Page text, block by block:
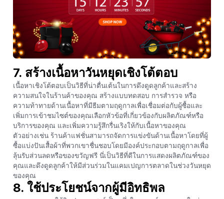
7. สร้างเนื้อหาวันหยุดเชิงโต้ตอบ
เนื้อหาเชิงโต้ตอบเป็นวิธีที่น่าตื่นเต้นในการดึงดูดลูกค้าและสร้าง
ความสนใจในร้านค้าของคุณ สร้างแบบทดสอบ การสำรวจ หรือ
ความท้าทายด้านเนื้อหาที่มีธีมตามฤดูกาลเพื่อเชื่อมต่อกับผู้ซื้อและ
เพิ่มการเข้าชมไซต์ของคุณเลือกหัวข้อที่เกี่ยวข้องกับผลิตภัณฑ์หรือ
บริการของคุณ และเพิ่มความรู้สึกรื่นเริงให้กับเนื้อหาของคุณ
ตัวอย่างเช่น ร้านค้าแฟชั่นสามารถจัดการแข่งขันด้านเนื้อหาโดยที่ผู้
ซื้อแบ่งปันเสื้อผ้าที่พวกเขาชื่นชอบโดยมีองค์ประกอบตามฤดูกาลเพื่อ
ลุ้นรับส่วนลดหรือของขวัญฟรี นี่เป็นวิธีที่ดีในการแสดงผลิตภัณฑ์ของ
คุณและดึงดูดลูกค้าให้มีส่วนร่วมในแคมเปญการตลาดในช่วงวันหยุด
ของคุณ
8. ใช้ประโยชน์จากผู้มีอิทธิพล